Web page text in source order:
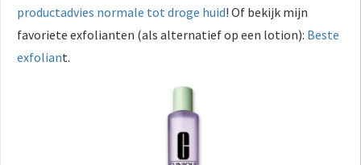
productadvies normale tot droge huid! Of bekijk mijn
favoriete exfolianten (als alternatief op een lotion): Beste
exfoliant.